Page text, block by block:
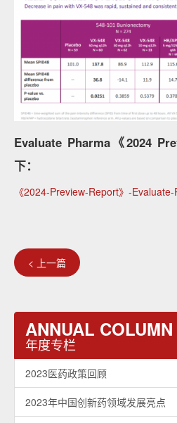
Evaluate Pharma《2024
下：
《2024-Preview-Report》-
< 上一篇
ANNUAL COLUMN
年度专栏
2023医药政策回顾
2023年中国创新药领域发展亮点